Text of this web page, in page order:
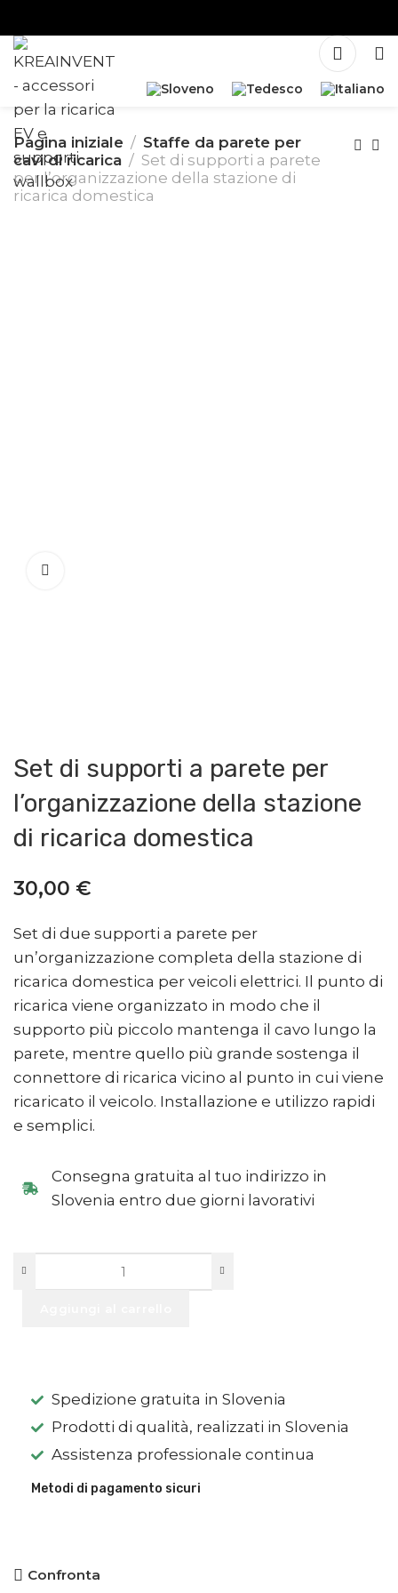
Pagina iniziale
Staffe da parete per
cavi di ricarica
Set di supporti a parete
per l’organizzazione della stazione di
ricarica domestica
Set di supporti a parete per
l’organizzazione della stazione
di ricarica domestica
30,00 €
Set di due supporti a parete per
un’organizzazione completa della stazione di
ricarica domestica per veicoli elettrici. Il punto di
ricarica viene organizzato in modo che il
supporto più piccolo mantenga il cavo lungo la
parete, mentre quello più grande sostenga il
connettore di ricarica vicino al punto in cui viene
ricaricato il veicolo. Installazione e utilizzo rapidi
e semplici.
Consegna gratuita al tuo indirizzo in
Slovenia entro due giorni lavorativi
Spedizione gratuita in Slovenia
Prodotti di qualità, realizzati in Slovenia
Assistenza professionale continua
Metodi di pagamento sicuri
Confronta